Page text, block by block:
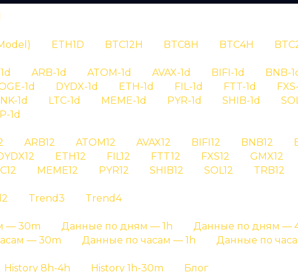
ETH1D BTC12H BTC8H BTC4H
ARB-1d ATOM-1d AVAX-1d BIFI-1d BNB-
1d DYDX-1d ETH-1d FIL-1d FTT-1d
1d LTC-1d MEME-1d PYR-1d SHIB-1d
1d
ARB12 ATOM12 AVAX12 BIFI12 BNB12
ETH12 FIL12 FTT12 FXS12 GMX12
MEME12 PYR12 SHIB12 SOL12 TRB12
Trend3
Trend4
— 30m
Данные по дням — 1h Данные по дням —
— 30m
Данные по часам — 1h Данные по
History 8h-4h History 1h-30m Блог
сигналов
wld на графике результатов и на отдельных страницах
Главная страница» История сигналов